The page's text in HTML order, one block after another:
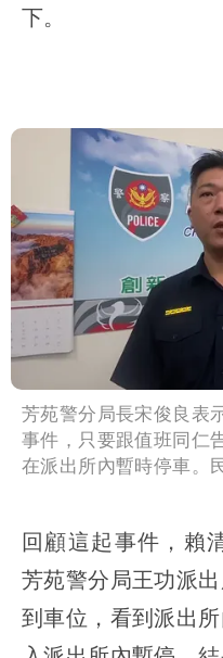
下。
芳苑警分局長宋俊良表
事件，只要跟值班同仁
在派出所內暫時停車。
回顧這起事件，賴
芳苑警分局王功派
到車位，看到派出